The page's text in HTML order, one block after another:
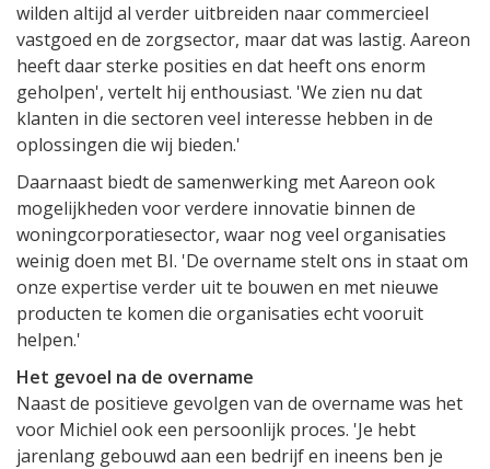
wilden altijd al verder uitbreiden naar commercieel
vastgoed en de zorgsector, maar dat was lastig. Aareon
heeft daar sterke posities en dat heeft ons enorm
geholpen', vertelt hij enthousiast. 'We zien nu dat
klanten in die sectoren veel interesse hebben in de
oplossingen die wij bieden.'
Daarnaast biedt de samenwerking met Aareon ook
mogelijkheden voor verdere innovatie binnen de
woningcorporatiesector, waar nog veel organisaties
weinig doen met BI. 'De overname stelt ons in staat om
onze expertise verder uit te bouwen en met nieuwe
producten te komen die organisaties echt vooruit
helpen.'
Het gevoel na de overname
Naast de positieve gevolgen van de overname was het
voor Michiel ook een persoonlijk proces. 'Je hebt
jarenlang gebouwd aan een bedrijf en ineens ben je